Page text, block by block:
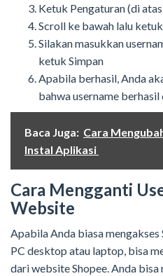
Ketuk Pengaturan (di
Scroll ke bawah lalu
Silakan masukkan
ketuk Simpan
Apabila berhasil, Anda
bahwa username berhasil
Baca Juga: Cara
Instal Aplikasi
Cara Mengganti
Website
Apabila Anda biasa
PC desktop atau laptop, bisa
dari website Shopee. Anda